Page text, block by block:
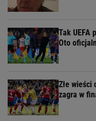
Tak UEFA
Oto
Złe wieści
zagra w